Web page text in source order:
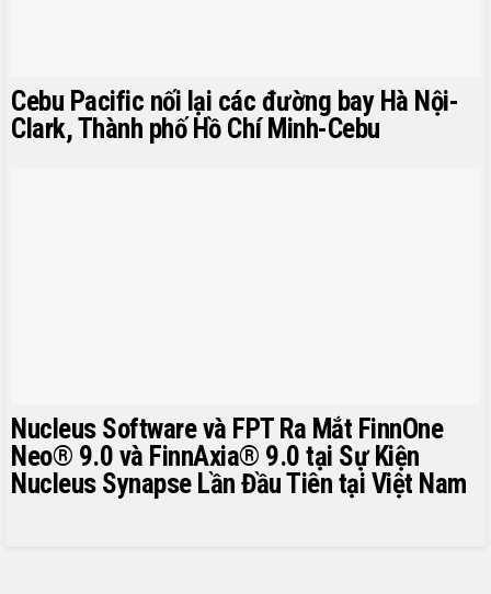
Cebu Pacific nối lại các đường bay Hà Nội-
Clark, Thành phố Hồ Chí Minh-Cebu
Nucleus Software và FPT Ra Mắt FinnOne
Neo® 9.0 và FinnAxia® 9.0 tại Sự Kiện
Nucleus Synapse Lần Đầu Tiên tại Việt Nam